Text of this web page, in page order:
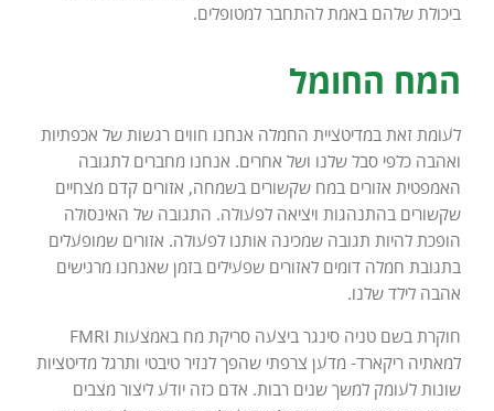
ביכולת שלהם באמת להתחבר למטופלים.
המח החומל
לעומת זאת במדיטציית החמלה אנחנו חווים רגשות של אכפתיות
ואהבה כלפי סבל שלנו ושל אחרים. אנחנו מחברים לתגובה
האמפטית אזורים במח שקשורים בשמחה, אזורים קדם מצחיים
שקשורים בהתנהגות ויציאה לפעולה. התגובה של האינסולה
הופכת להיות תגובה שמכינה אותנו לפעולה. אזורים שמופעלים
בתגובת חמלה דומים לאזורים שפעילים בזמן שאנחנו מרגישים
אהבה לילד שלנו.
חוקרת בשם טניה סינגר ביצעה סריקת מח באמצעות FMRI
למאתיה ריקארד- מדען צרפתי שהפך לנזיר טיבטי ותרגל מדיטציות
שונות לעומק למשך שנים רבות. אדם כזה יודע ליצור מצבים